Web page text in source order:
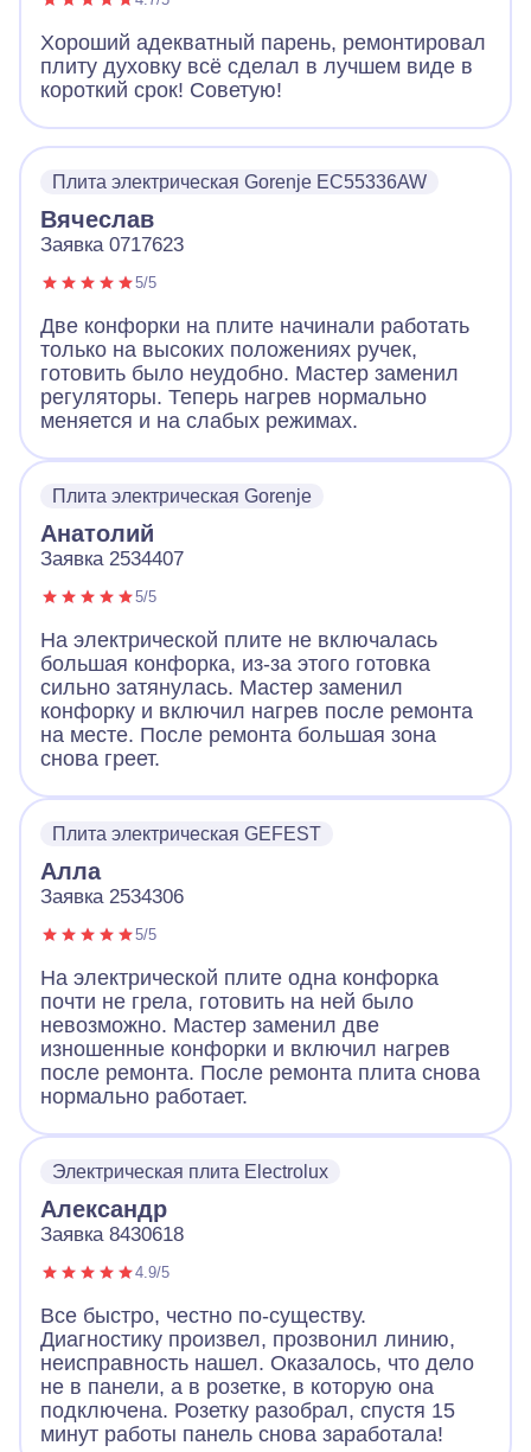
Хороший адекватный парень, ремонтировал
плиту духовку всё сделал в лучшем виде в
короткий срок! Советую!
Плита электрическая Gorenje EC55336AW
Вячеслав
Заявка 0717623
5/5
Две конфорки на плите начинали работать
только на высоких положениях ручек,
готовить было неудобно. Мастер заменил
регуляторы. Теперь нагрев нормально
меняется и на слабых режимах.
Плита электрическая Gorenje
Анатолий
Заявка 2534407
5/5
На электрической плите не включалась
большая конфорка, из-за этого готовка
сильно затянулась. Мастер заменил
конфорку и включил нагрев после ремонта
на месте. После ремонта большая зона
снова греет.
Плита электрическая GEFEST
Алла
Заявка 2534306
5/5
На электрической плите одна конфорка
почти не грела, готовить на ней было
невозможно. Мастер заменил две
изношенные конфорки и включил нагрев
после ремонта. После ремонта плита снова
нормально работает.
Электрическая плита Electrolux
Александр
Заявка 8430618
4.9/5
Все быстро, честно по-существу.
Диагностику произвел, прозвонил линию,
неисправность нашел. Оказалось, что дело
не в панели, а в розетке, в которую она
подключена. Розетку разобрал, спустя 15
минут работы панель снова заработала!